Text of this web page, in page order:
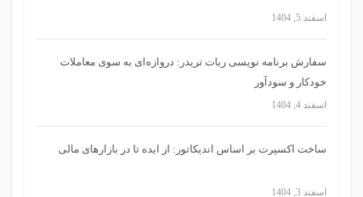
اسفند 5, 1404
سفارش برنامه نویسی ربات تریدر: دروازه‌ای به سوی معاملات
خودکار و سودآور
اسفند 4, 1404
ساخت اکسپرت بر اساس اندیکاتور: از ایده تا در بازارهای مالی
اسفند 3, 1404